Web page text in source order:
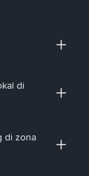
di
di zona